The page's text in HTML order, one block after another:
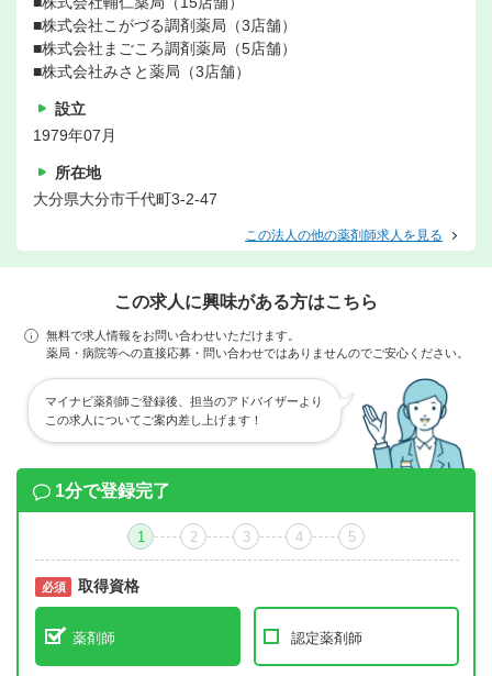
■株式会社こがづる調剤薬局（3店舗）
■株式会社まごころ調剤薬局（5店舗）
■株式会社みさと薬局（3店舗）
設立
1979年07月
所在地
大分県大分市千代町3-2-47
この法人の他の薬剤師求人を見る
この求人に興味がある方はこちら
無料で求人情報をお問い合わせいただけます。
薬局・病院等への直接応募・問い合わせではありませんのでご安心ください。
マイナビ薬剤師ご登録後、担当のアドバイザーより
この求人についてご案内差し上げます！
1分で登録完了
1 2 3 4 5
必須 取得資格
薬剤師 認定薬剤師